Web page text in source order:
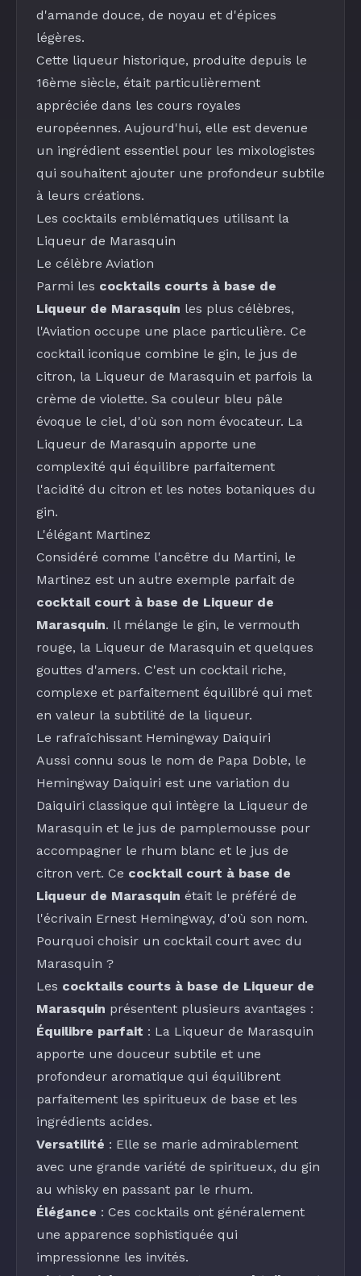
d'amande douce, de noyau et d'épices
légères.
Cette liqueur historique, produite depuis le
16ème siècle, était particulièrement
appréciée dans les cours royales
européennes. Aujourd'hui, elle est devenue
un ingrédient essentiel pour les mixologistes
qui souhaitent ajouter une profondeur subtile
à leurs créations.
Les cocktails emblématiques utilisant la
Liqueur de Marasquin
Le célèbre Aviation
Parmi les cocktails courts à base de
Liqueur de Marasquin les plus célèbres,
l'Aviation occupe une place particulière. Ce
cocktail iconique combine le gin, le jus de
citron, la Liqueur de Marasquin et parfois la
crème de violette. Sa couleur bleu pâle
évoque le ciel, d'où son nom évocateur. La
Liqueur de Marasquin apporte une
complexité qui équilibre parfaitement
l'acidité du citron et les notes botaniques du
gin.
L'élégant Martinez
Considéré comme l'ancêtre du Martini, le
Martinez est un autre exemple parfait de
cocktail court à base de Liqueur de
Marasquin. Il mélange le gin, le vermouth
rouge, la Liqueur de Marasquin et quelques
gouttes d'amers. C'est un cocktail riche,
complexe et parfaitement équilibré qui met
en valeur la subtilité de la liqueur.
Le rafraîchissant Hemingway Daiquiri
Aussi connu sous le nom de Papa Doble, le
Hemingway Daiquiri est une variation du
Daiquiri classique qui intègre la Liqueur de
Marasquin et le jus de pamplemousse pour
accompagner le rhum blanc et le jus de
citron vert. Ce cocktail court à base de
Liqueur de Marasquin était le préféré de
l'écrivain Ernest Hemingway, d'où son nom.
Pourquoi choisir un cocktail court avec du
Marasquin ?
Les cocktails courts à base de Liqueur de
Marasquin présentent plusieurs avantages :
Équilibre parfait : La Liqueur de Marasquin
apporte une douceur subtile et une
profondeur aromatique qui équilibrent
parfaitement les spiritueux de base et les
ingrédients acides.
Versatilité : Elle se marie admirablement
avec une grande variété de spiritueux, du gin
au whisky en passant par le rhum.
Élégance : Ces cocktails ont généralement
une apparence sophistiquée qui
impressionne les invités.